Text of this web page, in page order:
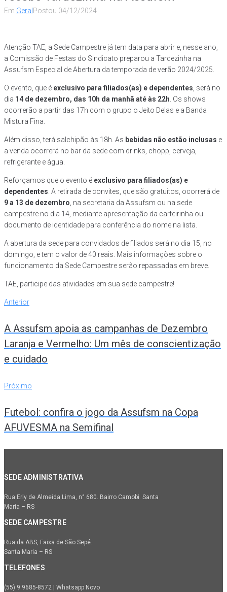
Em Geral Postou 04/12/2024
Atenção TAE, a Sede Campestre já tem data para abrir e, nesse ano,
a Comissão de Festas do Sindicato preparou a Tardezinha na
Assufsm Especial de Abertura da temporada de verão 2024/2025.
O evento, que é exclusivo para filiados(as) e dependentes , será no
dia 14 de dezembro, das 10h da manhã até às 22h . Os shows
ocorrerão a partir das 17h com o grupo o Jeito Delas e a Banda
Mistura Fina.
Além disso, terá salchipão às 18h. As bebidas não estão inclusas e
a venda ocorrerá no bar da sede com drinks, chopp, cerveja,
refrigerante e água.
Reforçamos que o evento é exclusivo para filiados(as) e
dependentes . A retirada de convites, que são gratuitos, ocorrerá de
9 a 13 de dezembro , na secretaria da Assufsm ou na sede
campestre no dia 14, mediante apresentação da carteirinha ou
documento de identidade para conferência do nome na lista.
A abertura da sede para convidados de filiados será no dia 15, no
domingo, e tem o valor de 40 reais. Mais informações sobre o
funcionamento da Sede Campestre serão repassadas em breve.
TAE, participe das atividades em sua sede campestre!
Navegação
de
Post
Anterior
Anterior
A Assufsm apoia as campanhas de Dezembro
Laranja e Vermelho: Um mês de conscientização
e cuidado
Próximo
Próximo
Futebol: confira o jogo da Assufsm na Copa
AFUVESMA na Semifinal
SEDE ADMINISTRATIVA
Rua Erly de Almeida Lima, n° 680. Bairro Camobi. Santa
Maria – RS
SEDE CAMPESTRE
Rua da ABS, Faixa de São Sepé.
Santa Maria – RS
TELEFONES
(55) 9.9685-8572 | Whatsapp Novo